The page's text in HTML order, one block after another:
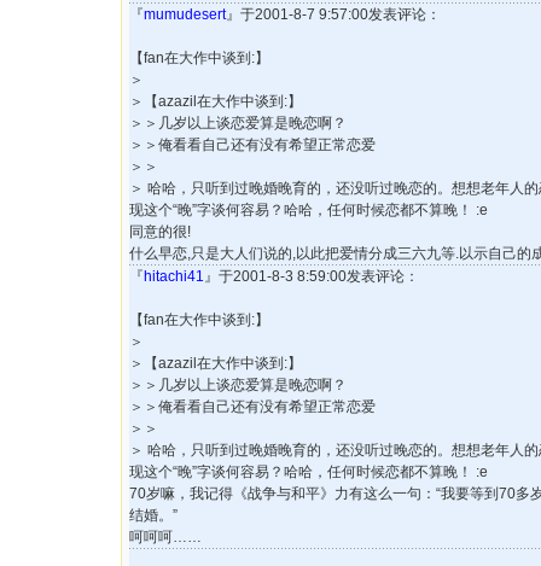
『mumudesert』于2001-8-7 9:57:00发表评论：
【fan在大作中谈到:】
＞
＞【azazil在大作中谈到:】
＞＞几岁以上谈恋爱算是晚恋啊？
＞＞俺看看自己还有没有希望正常恋爱
＞＞
＞ 哈哈，只听到过晚婚晚育的，还没听过晚恋的。想想老年人
现这个“晚”字谈何容易？哈哈，任何时候恋都不算晚！ :e
同意的很!
什么早恋,只是大人们说的,以此把爱情分成三六九等.以示自己的
『 hitachi41』于2001-8-3 8:59:00发表评论：
【fan在大作中谈到:】
＞
＞【azazil在大作中谈到:】
＞＞几岁以上谈恋爱算是晚恋啊？
＞＞俺看看自己还有没有希望正常恋爱
＞＞
＞ 哈哈，只听到过晚婚晚育的，还没听过晚恋的。想想老年人
现这个“晚”字谈何容易？哈哈，任何时候恋都不算晚！ :e
70岁嘛，我记得《战争与和平》力有这么一句：“我要等到70多
结婚。”
呵呵呵……